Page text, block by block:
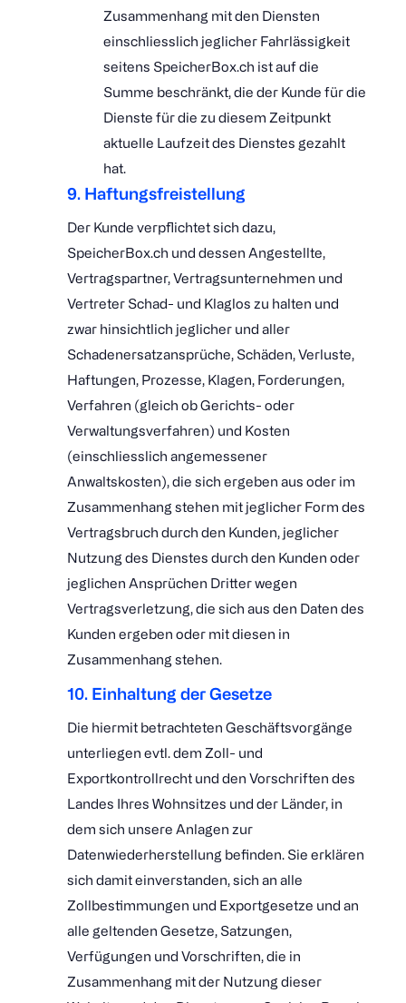
Zusammenhang mit den Diensten
einschliesslich jeglicher Fahrlässigkeit
seitens SpeicherBox.ch ist auf die
Summe beschränkt, die der Kunde für die
Dienste für die zu diesem Zeitpunkt
aktuelle Laufzeit des Dienstes gezahlt
hat.
9. Haftungsfreistellung
Der Kunde verpflichtet sich dazu,
SpeicherBox.ch und dessen Angestellte,
Vertragspartner, Vertragsunternehmen und
Vertreter Schad- und Klaglos zu halten und
zwar hinsichtlich jeglicher und aller
Schadenersatzansprüche, Schäden, Verluste,
Haftungen, Prozesse, Klagen, Forderungen,
Verfahren (gleich ob Gerichts- oder
Verwaltungsverfahren) und Kosten
(einschliesslich angemessener
Anwaltskosten), die sich ergeben aus oder im
Zusammenhang stehen mit jeglicher Form des
Vertragsbruch durch den Kunden, jeglicher
Nutzung des Dienstes durch den Kunden oder
jeglichen Ansprüchen Dritter wegen
Vertragsverletzung, die sich aus den Daten des
Kunden ergeben oder mit diesen in
Zusammenhang stehen.
10. Einhaltung der Gesetze
Die hiermit betrachteten Geschäftsvorgänge
unterliegen evtl. dem Zoll- und
Exportkontrollrecht und den Vorschriften des
Landes Ihres Wohnsitzes und der Länder, in
dem sich unsere Anlagen zur
Datenwiederherstellung befinden. Sie erklären
sich damit einverstanden, sich an alle
Zollbestimmungen und Exportgesetze und an
alle geltenden Gesetze, Satzungen,
Verfügungen und Vorschriften, die in
Zusammenhang mit der Nutzung dieser